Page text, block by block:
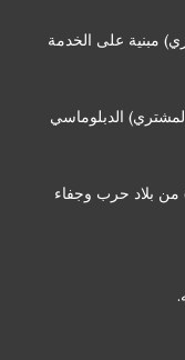
مبنية على الخدمة
الدبلوماسي
من بلاد حرب وجفاء